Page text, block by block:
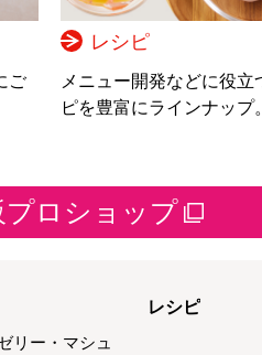
ご
レシピ
メニュー開発などに役立
ピを豊富にラインナップ。
プロショップ
リー・マシュ
レシピ